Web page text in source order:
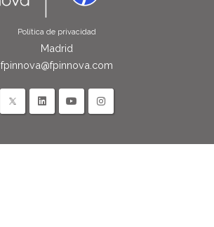
Política de privacidad
Madrid
fpinnova@fpinnova.com